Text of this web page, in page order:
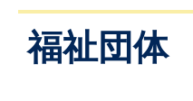
福祉団体